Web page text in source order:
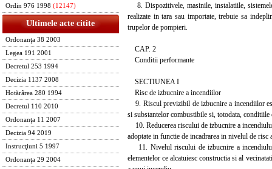
Ordin 976 1998 (12147)
Ultimele acte citite
Ordonanţa 38 2003
Legea 191 2001
Decretul 253 1994
Decizia 1137 2008
Hotărârea 280 1994
Decretul 110 2010
Ordonanţa 11 2007
Decizia 94 2019
Instrucţiuni 5 1997
Ordonanţa 29 2004
8. Dispozitivele, masinile, instalatiile,
realizate in tara sau importate, trebuie sa
trupelor de pompieri.
CAP. 2
Conditii performante
SECTIUNEA I
Risc de izbucnire a incendiilor
9. Riscul previzibil de izbucnire a incendiilor
si substantelor combustibile si, totodata, conditiile
10. Reducerea riscului de izbucnire a
adoptate in functie de incadrarea in nivelul de
11. Nivelul riscului de izbucnire a
elementelor ce alcatuiesc constructia si al